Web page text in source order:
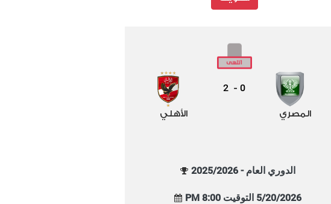
المصري
0
-
2
الأهلي
الدوري العام - 2025/2026
5/20/2026 التوقيت 8:00 PM